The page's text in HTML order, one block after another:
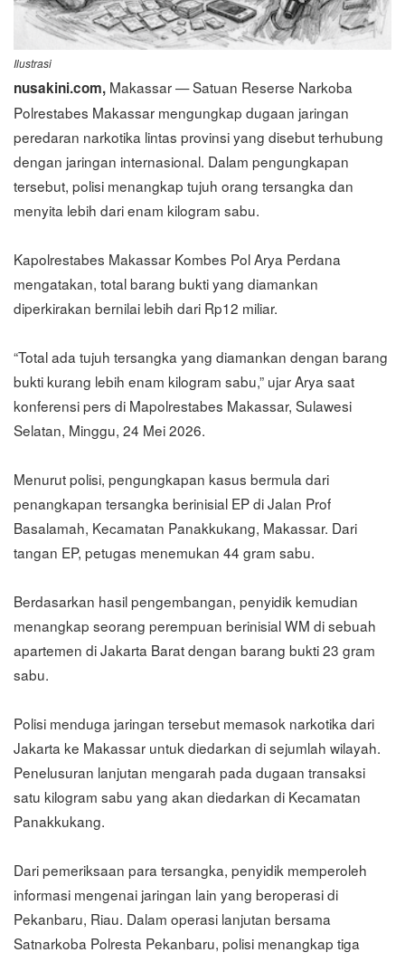
Ilustrasi
nusakini.com, Makassar — Satuan Reserse Narkoba
Polrestabes Makassar mengungkap dugaan jaringan
peredaran narkotika lintas provinsi yang disebut terhubung
dengan jaringan internasional. Dalam pengungkapan
tersebut, polisi menangkap tujuh orang tersangka dan
menyita lebih dari enam kilogram sabu.
Kapolrestabes Makassar Kombes Pol Arya Perdana
mengatakan, total barang bukti yang diamankan
diperkirakan bernilai lebih dari Rp12 miliar.
“Total ada tujuh tersangka yang diamankan dengan barang
bukti kurang lebih enam kilogram sabu,” ujar Arya saat
konferensi pers di Mapolrestabes Makassar, Sulawesi
Selatan, Minggu, 24 Mei 2026.
Menurut polisi, pengungkapan kasus bermula dari
penangkapan tersangka berinisial EP di Jalan Prof
Basalamah, Kecamatan Panakkukang, Makassar. Dari
tangan EP, petugas menemukan 44 gram sabu.
Berdasarkan hasil pengembangan, penyidik kemudian
menangkap seorang perempuan berinisial WM di sebuah
apartemen di Jakarta Barat dengan barang bukti 23 gram
sabu.
Polisi menduga jaringan tersebut memasok narkotika dari
Jakarta ke Makassar untuk diedarkan di sejumlah wilayah.
Penelusuran lanjutan mengarah pada dugaan transaksi
satu kilogram sabu yang akan diedarkan di Kecamatan
Panakkukang.
Dari pemeriksaan para tersangka, penyidik memperoleh
informasi mengenai jaringan lain yang beroperasi di
Pekanbaru, Riau. Dalam operasi lanjutan bersama
Satnarkoba Polresta Pekanbaru, polisi menangkap tiga